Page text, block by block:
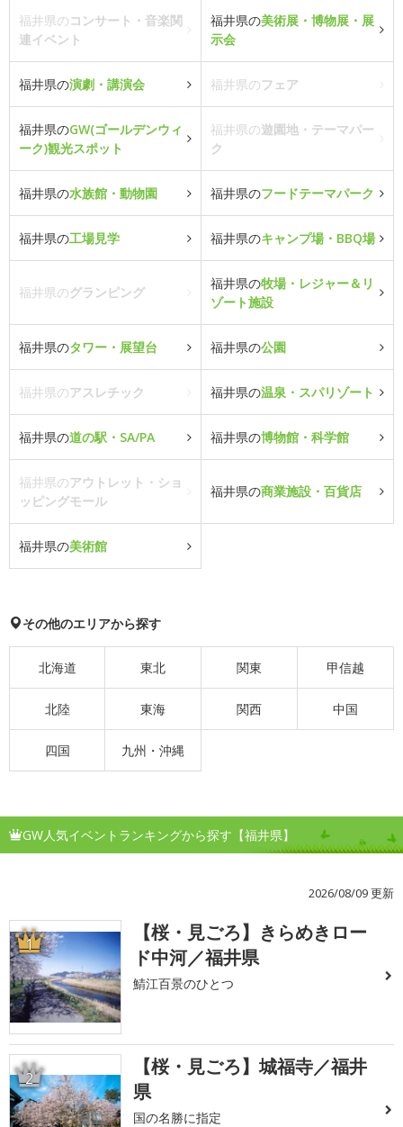
福井県のコンサート・音楽関
連イベント
福井県の美術展・博物展・展
示会
福井県の演劇・講演会 福井県のフェア
福井県のGW(ゴールデンウィ
ーク)観光スポット
福井県の遊園地・テーマパー
ク
福井県の水族館・動物園 福井県のフードテーマパーク
福井県の工場見学 福井県のキャンプ場・BBQ場
福井県のグランピング
福井県の牧場・レジャー＆リ
ゾート施設
福井県のタワー・展望台 福井県の公園
福井県のアスレチック 福井県の温泉・スパリゾート
福井県の道の駅・SA/PA 福井県の博物館・科学館
福井県のアウトレット・ショ
ッピングモール
福井県の商業施設・百貨店
福井県の美術館
その他のエリアから探す
北海道 東北 関東 甲信越
北陸 東海 関西 中国
四国 九州・沖縄
GW人気イベントランキングから探す【福井県】
2026/08/09 更新
1
【桜・見ごろ】きらめきロー
ド中河／福井県
鯖江百景のひとつ
2
【桜・見ごろ】城福寺／福井
県
国の名勝に指定